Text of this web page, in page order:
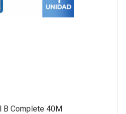
B Complete 40M